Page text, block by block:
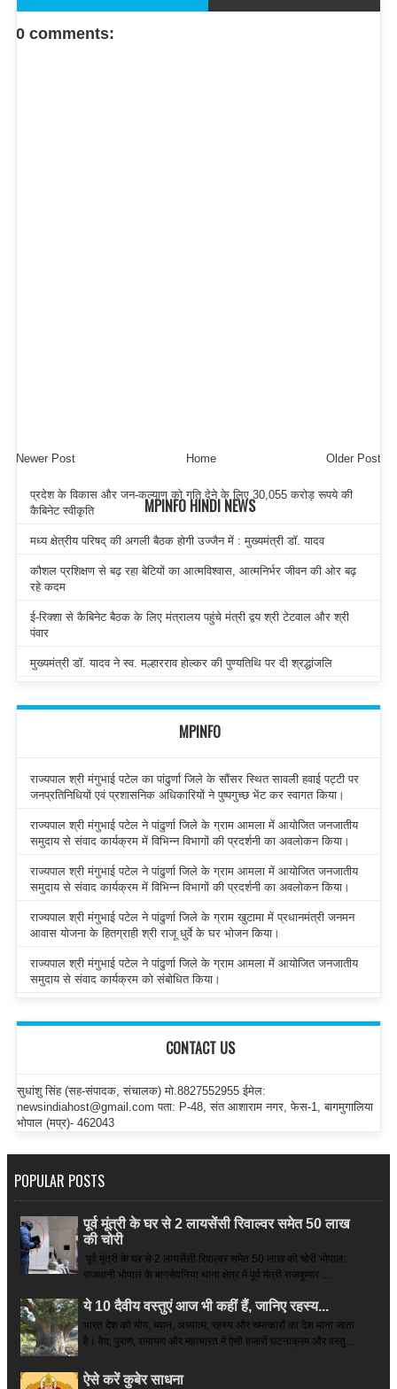
FACEBOOK COMMENT
0 comments:
Newer Post Older Post
Home
MPINFO HINDI NEWS
प्रदेश के विकास और जन-कल्याण को गति देने के लिए 30,055 करोड़ रूपये की
कैबिनेट स्वीकृति
मध्य क्षेत्रीय परिषद् की अगली बैठक होगी उज्जैन में : मुख्यमंत्री डॉ. यादव
कौशल प्रशिक्षण से बढ़ रहा बेटियों का आत्मविश्वास, आत्मनिर्भर जीवन की ओर बढ़
रहे कदम
ई-रिक्शा से कैबिनेट बैठक के लिए मंत्रालय पहुंचे मंत्री द्वय श्री टेटवाल और श्री
पंवार
मुख्यमंत्री डॉ. यादव ने स्व. मल्हारराव होल्कर की पुण्यतिथि पर दी श्रद्धांजलि
MPINFO
राज्यपाल श्री मंगुभाई पटेल का पांढुर्णा जिले के सौंसर स्थित सावली हवाई पट्टी पर
जनप्रतिनिधियों एवं प्रशासनिक अधिकारियों ने पुष्पगुच्छ भेंट कर स्वागत किया।
राज्यपाल श्री मंगुभाई पटेल ने पांढुर्णा जिले के ग्राम आमला में आयोजित जनजातीय
समुदाय से संवाद कार्यक्रम में विभिन्न विभागों की प्रदर्शनी का अवलोकन किया।
राज्यपाल श्री मंगुभाई पटेल ने पांढुर्णा जिले के ग्राम आमला में आयोजित जनजातीय
समुदाय से संवाद कार्यक्रम में विभिन्न विभागों की प्रदर्शनी का अवलोकन किया।
राज्यपाल श्री मंगुभाई पटेल ने पांढुर्णा जिले के ग्राम खुटामा में प्रधानमंत्री जनमन
आवास योजना के हितग्राही श्री राजू धुर्वे के घर भोजन किया।
राज्यपाल श्री मंगुभाई पटेल ने पांढुर्णा जिले के ग्राम आमला में आयोजित जनजातीय
समुदाय से संवाद कार्यक्रम को संबोधित किया।
CONTACT US
सुधांशु सिंह (सह-संपादक, संचालक) मो.8827552955 ईमेल:
newsindiahost@gmail.com पता: P-48, संत आशाराम नगर, फेस-1, बागमुगालिया
भोपाल (मप्र)- 462043
POPULAR POSTS
पूर्व मूंत्री के घर से 2 लायसेंसी रिवाल्वर समेत 50 लाख
की चोरी
पूर्व मूंत्री के घर से 2 लायसेंसी रिवाल्वर समेत 50 लाख की चोरी भोपाल:
राजधानी भोपाल के बागसेवनिया थाना क्षेत्र में पूर्व मंत्री राजकुमार ...
ये 10 दैवीय वस्तुएं आज भी कहीं हैं, जानिए रहस्य...
भारत देश को योग, ध्यान, अध्यात्म, रहस्य और चमत्कारों का देश माना जाता
है। वेद, पुराण, रामायण और महाभारत में ऐसी हजारों घटनाक्रम और वस्तु...
ऐसे करें कुबेर साधना